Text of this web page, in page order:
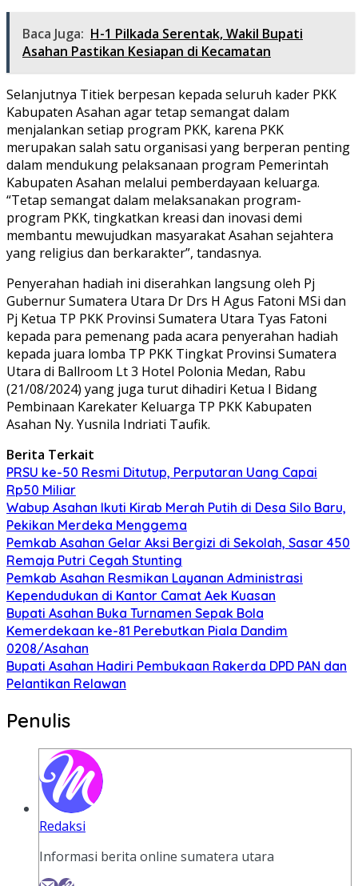
Baca Juga: H-1 Pilkada Serentak, Wakil Bupati
Asahan Pastikan Kesiapan di Kecamatan
Selanjutnya Titiek berpesan kepada seluruh kader PKK
Kabupaten Asahan agar tetap semangat dalam
menjalankan setiap program PKK, karena PKK
merupakan salah satu organisasi yang berperan penting
dalam mendukung pelaksanaan program Pemerintah
Kabupaten Asahan melalui pemberdayaan keluarga.
“Tetap semangat dalam melaksanakan program-
program PKK, tingkatkan kreasi dan inovasi demi
membantu mewujudkan masyarakat Asahan sejahtera
yang religius dan berkarakter”, tandasnya.
Penyerahan hadiah ini diserahkan langsung oleh Pj
Gubernur Sumatera Utara Dr Drs H Agus Fatoni MSi dan
Pj Ketua TP PKK Provinsi Sumatera Utara Tyas Fatoni
kepada para pemenang pada acara penyerahan hadiah
kepada juara lomba TP PKK Tingkat Provinsi Sumatera
Utara di Ballroom Lt 3 Hotel Polonia Medan, Rabu
(21/08/2024) yang juga turut dihadiri Ketua I Bidang
Pembinaan Karekater Keluarga TP PKK Kabupaten
Asahan Ny. Yusnila Indriati Taufik.
Berita Terkait
PRSU ke-50 Resmi Ditutup, Perputaran Uang Capai
Rp50 Miliar
Wabup Asahan Ikuti Kirab Merah Putih di Desa Silo Baru,
Pekikan Merdeka Menggema
Pemkab Asahan Gelar Aksi Bergizi di Sekolah, Sasar 450
Remaja Putri Cegah Stunting
Pemkab Asahan Resmikan Layanan Administrasi
Kependudukan di Kantor Camat Aek Kuasan
Bupati Asahan Buka Turnamen Sepak Bola
Kemerdekaan ke-81 Perebutkan Piala Dandim
0208/Asahan
Bupati Asahan Hadiri Pembukaan Rakerda DPD PAN dan
Pelantikan Relawan
Penulis
Redaksi
Informasi berita online sumatera utara